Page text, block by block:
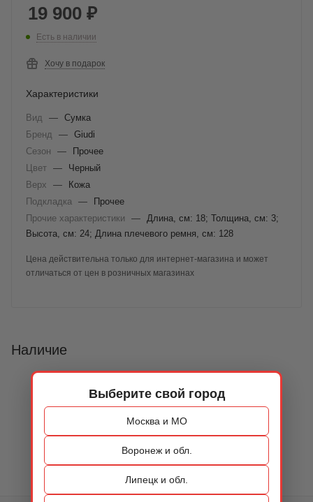
Выберите свой город
Москва и МО
Воронеж и обл.
Липецк и обл.
19 900 ₽
Есть в наличии
Хочу в подарок
Характеристики
Вид — Сумка
Бренд
— Giudi
Сезон
—
Прочее
Цвет —
Черный
Верх
—
Кожа
Подкладка
—
Прочее
Прочие характеристики
—
Длина, см: 18; Толщина, см: 3;
Высота, см: 24; Длина плечевого ремня, см: 128
Цена действительна только для интернет-магазина и может
отличаться от цен в розничных магазинах
Наличие